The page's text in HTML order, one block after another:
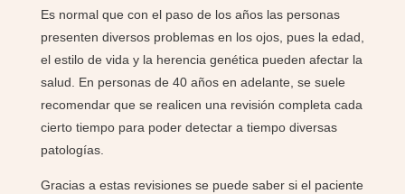
Es normal que con el paso de los años las personas
presenten diversos problemas en los ojos, pues la edad,
el estilo de vida y la herencia genética pueden afectar la
salud. En personas de 40 años en adelante, se suele
recomendar que se realicen una revisión completa cada
cierto tiempo para poder detectar a tiempo diversas
patologías.
Gracias a estas revisiones se puede saber si el paciente